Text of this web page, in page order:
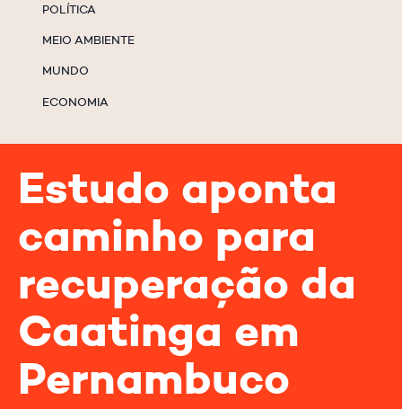
POLÍTICA
MEIO AMBIENTE
MUNDO
ECONOMIA
Estudo aponta
caminho para
recuperação da
Caatinga em
Pernambuco